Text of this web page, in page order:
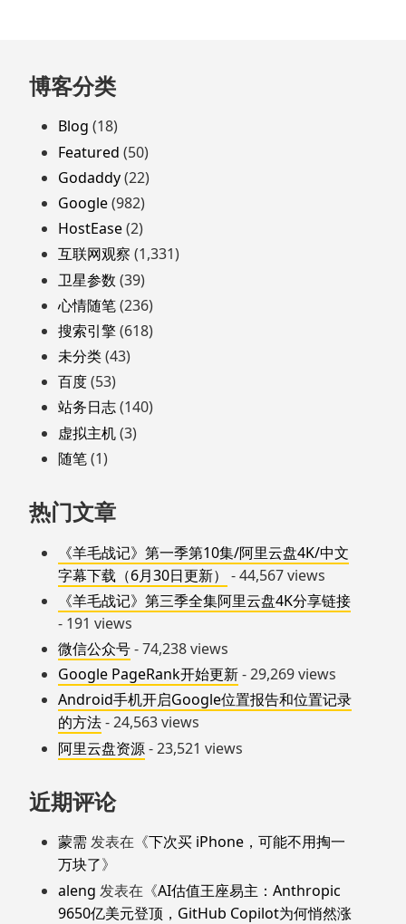
跳
至
页
脚
博客分类
Blog (18)
Featured (50)
Godaddy(22)
Google(982)
HostEase(2)
互联网观察 (1,331)
卫星参数 (39)
心情随笔(236)
搜索引擎(618)
未分类(43)
百度(53)
站务日志(140)
虚拟主机(3)
随笔(1)
热门文章
《羊毛战记》第一季第10集/阿里云盘4K/中文
字幕下载（6月30日更新）
- 44,567 views
《羊毛战记》第三季全集阿里云盘4K分享链接
- 191 views
微信公众号- 74,238 views
Google PageRank开始更新- 29,269 views
Android手机开启Google位置报告和位置记录
的方法- 24,563 views
阿里云盘资源- 23,521 views
近期评论
蒙需 发表在《下次买 iPhone，可能不用掏一
万块了》
aleng 发表在《AI估值王座易主：Anthropic
9650亿美元登顶，GitHub Copilot为何悄然涨